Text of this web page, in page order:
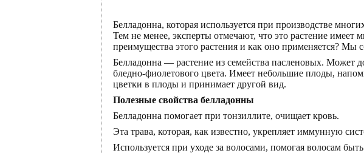
Белладонна, которая используется при производстве
Тем не менее, эксперты отмечают, что это растение
преимущества этого растения и как оно применяется? Мы
Белладонна — растение из семейства пасленовых. Может
бледно-фиолетового цвета. Имеет небольшие плоды,
цветки в плоды и принимает другой вид.
Полезные свойства белладонны
Белладонна помогает при тонзиллите, очищает кровь.
Эта трава, которая, как известно, укрепляет иммунную
Используется при уходе за волосами, помогая волосам